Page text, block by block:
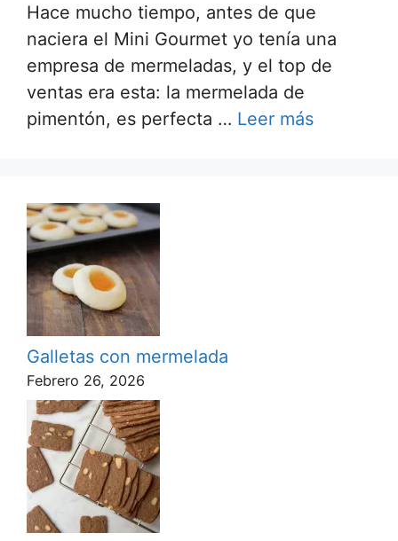
Hace mucho tiempo, antes de que
naciera el Mini Gourmet yo tenía una
empresa de mermeladas, y el top de
ventas era esta: la mermelada de
pimentón, es perfecta … Leer más
Galletas con mermelada
Febrero 26, 2026